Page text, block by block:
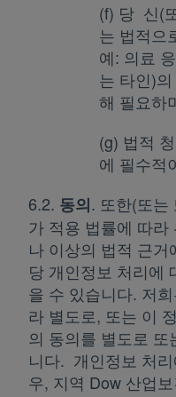
(f) 당 신(
는 법적으
예: 의료
는 타인)
해 필요하
(g) 법적
에 필수적
6.2. 동의. 또한(또는
가 적용 법률에 따
나 이상의 법적 근
당 개인정보 처리에
을 수 있습니다. 저
라 별도로, 또는 이
의 동의를 별도로 또
니다. 개인정보 처
우, 지역 Dow 산업